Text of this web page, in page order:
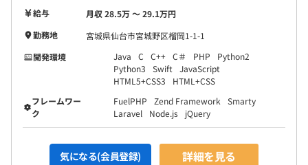
給与
月収 28.5万 〜 29.1万円
勤務地
宮城県仙台市宮城野区榴岡1-1-1
開発環境
Java C C++ C＃ PHP
Python2
Python3
Swift
JavaScript
HTML5+CSS3
HTML+CSS
フレームワー
ク
FuelPHP Zend Framework
Smarty
Laravel
Node.js jQuery
気になる(会員登録) 詳細を見る